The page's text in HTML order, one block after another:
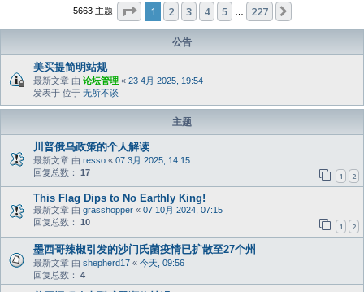
5663 主题 分页：1 227
1 2 3 4 5 227
公告
美买提简明站规
最新文章 由 论坛管理 « 23 4月 2025, 19:54
发表于 位于 无所不谈
主题
川普俄乌政策的个人解读
最新文章 由 resso « 07 3月 2025, 14:15
回复总数： 17 1 2
This Flag Dips to No Earthly King!
最新文章 由 grasshopper « 07 10月 2024, 07:15
回复总数： 10 1 2
墨西哥辣椒引发的沙门氏菌疫情已扩散至27个州
最新文章 由 shepherd17 « 今天, 09:56
回复总数： 4